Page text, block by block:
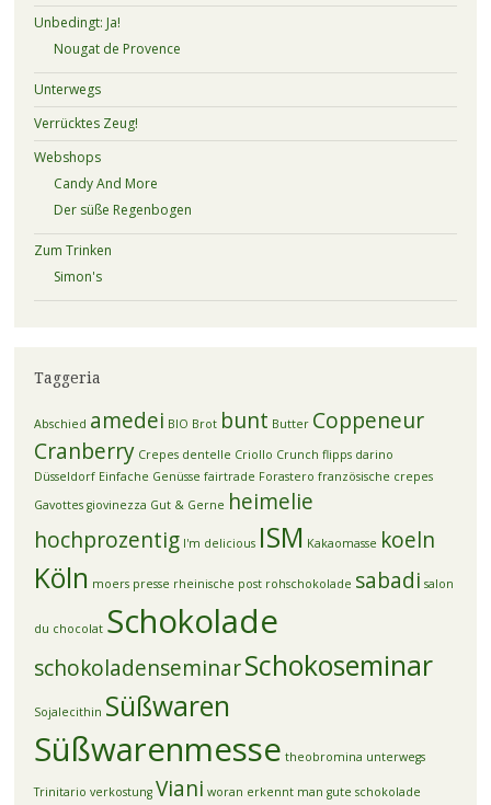
Unbedingt: Ja!
Nougat de Provence
Unterwegs
Verrücktes Zeug!
Webshops
Candy And More
Der süße Regenbogen
Zum Trinken
Simon's
Taggeria
Abschied amedei BIO Brot bunt Butter Coppeneur
Cranberry Crepes dentelle Criollo Crunch flipps darino
Düsseldorf Einfache Genüsse fairtrade Forastero französische crepes
Gavottes giovinezza Gut & Gerne heimelie
hochprozentig I'm delicious ISM Kakaomasse koeln
Köln moers presse rheinische post rohschokolade sabadi salon
du chocolat Schokolade
schokoladenseminarSchokoseminar
Sojalecithin Süßwaren
Süßwarenmesse theobromina unterwegs
Trinitario verkostung Viani woran erkennt man gute schokolade